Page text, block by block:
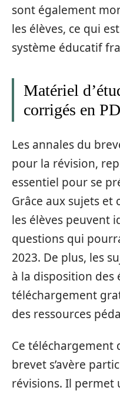
sont également
les élèves, ce qui
système éducatif
Matériel
corrigés en
Les annales du
pour la révision,
essentiel pour se
Grâce aux sujets et
les élèves peuvent
questions qui
2023. De plus, les
à la disposition des
téléchargement
des ressources
Ce téléchargement
brevet s’avère
révisions. Il permet